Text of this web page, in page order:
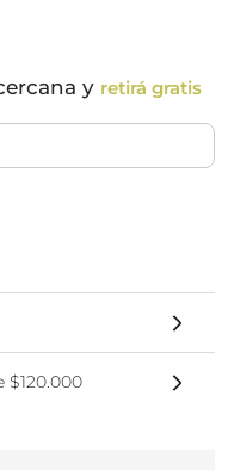
y retirá gratis
$120.000